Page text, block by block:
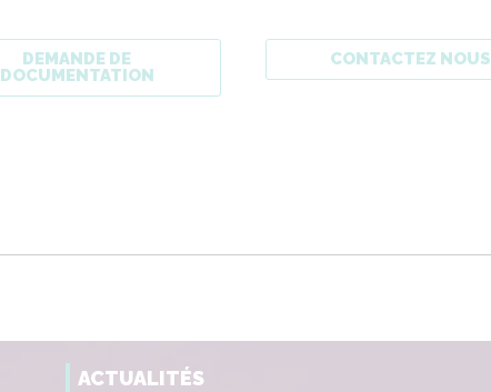
DEMANDE DE
DOCUMENTATION
CONTACTEZ NOUS
ACTUALITÉS